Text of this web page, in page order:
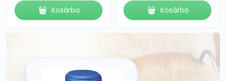
Kosárba
Kosárba